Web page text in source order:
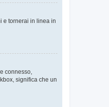
e tornerai in linea in
connesso,
significa che un